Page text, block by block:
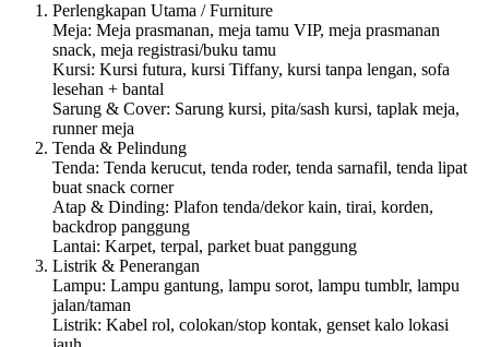
Perlengkapan Utama / Furniture
Meja: Meja prasmanan, meja tamu VIP, meja prasmanan
snack, meja registrasi/buku tamu
Kursi: Kursi futura, kursi Tiffany, kursi tanpa lengan, sofa
lesehan + bantal
Sarung & Cover: Sarung kursi, pita/sash kursi, taplak meja,
runner meja
Tenda & Pelindung
Tenda: Tenda kerucut, tenda roder, tenda sarnafil, tenda lipat
buat snack corner
Atap & Dinding: Plafon tenda/dekor kain, tirai, korden,
backdrop panggung
Lantai: Karpet, terpal, parket buat panggung
Listrik & Penerangan
Lampu: Lampu gantung, lampu sorot, lampu tumblr, lampu
jalan/taman
Listrik: Kabel rol, colokan/stop kontak, genset kalo lokasi